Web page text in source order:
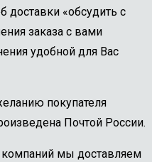
доставки «обсудить с
заказа с вами
удобной для Вас
покупателя
Почтой России.
мы доставляем